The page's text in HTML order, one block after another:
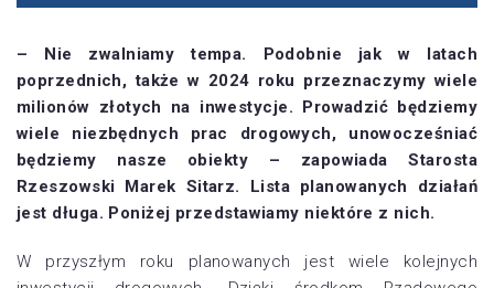
– Nie zwalniamy tempa. Podobnie jak w latach
poprzednich, także w 2024 roku przeznaczymy wiele
milionów złotych na inwestycje. Prowadzić będziemy
wiele niezbędnych prac drogowych, unowocześniać
będziemy nasze obiekty – zapowiada Starosta
Rzeszowski Marek Sitarz. Lista planowanych działań
jest długa. Poniżej przedstawiamy niektóre z nich.
W przyszłym roku planowanych jest wiele kolejnych